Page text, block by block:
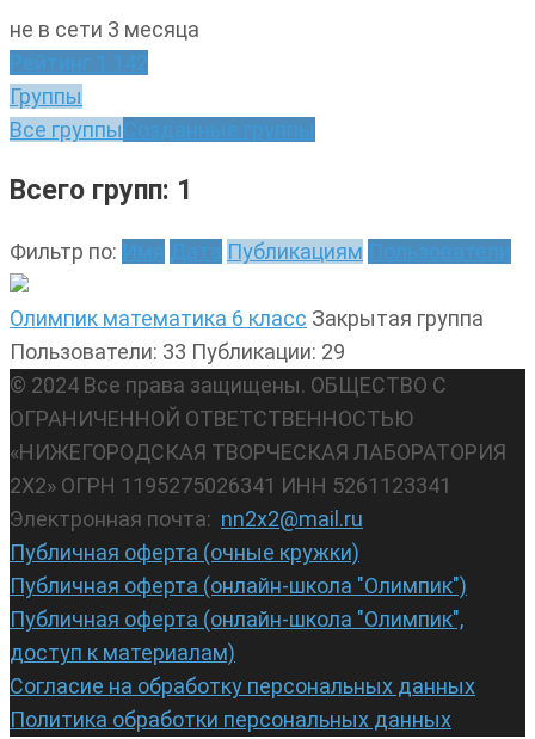
не в сети 3 месяца
Рейтинг 1 142
Группы
Все группыСозданные группы
Всего групп: 1
Фильтр по: Имя Дата Публикациям Пользователи
Олимпик математика 6 класс Закрытая группа
Пользователи: 33 Публикации: 29
© 2024 Все права защищены. ОБЩЕСТВО С
ОГРАНИЧЕННОЙ ОТВЕТСТВЕННОСТЬЮ
«НИЖЕГОРОДСКАЯ ТВОРЧЕСКАЯ ЛАБОРАТОРИЯ
2Х2» ОГРН 1195275026341 ИНН 5261123341
Электронная почта: nn2x2@mail.ru
Публичная оферта (очные кружки)
Публичная оферта (онлайн-школа "Олимпик")
Публичная оферта (онлайн-школа "Олимпик",
доступ к материалам)
Согласие на обработку персональных данных
Политика обработки персональных данных